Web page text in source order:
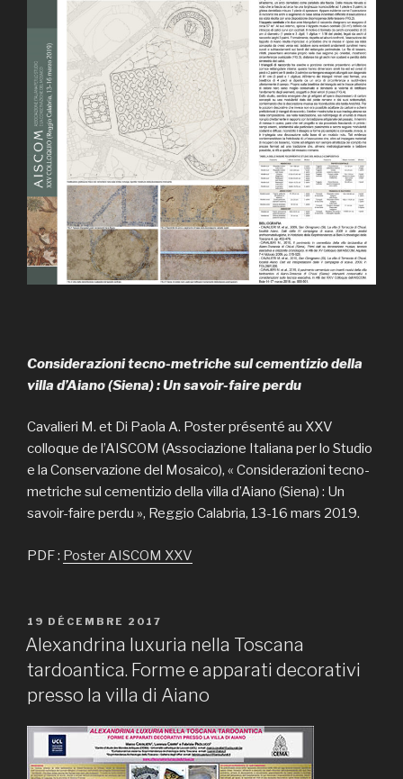
Considerazioni tecno-metriche sul cementizio della
villa d’Aiano (Siena) : Un savoir-faire perdu
Cavalieri M. et Di Paola A. Poster présenté au XXV
colloque de l’AISCOM (Associazione Italiana per lo Studio
e la Conservazione del Mosaico), « Considerazioni tecno-
metriche sul cementizio della villa d’Aiano (Siena) : Un
savoir-faire perdu », Reggio Calabria, 13-16 mars 2019.
PDF : Poster AISCOM XXV
PUBLIÉ
LE
19 DÉCEMBRE 2017
Alexandrina luxuria nella Toscana
tardoantica. Forme e apparati decorativi
presso la villa di Aiano